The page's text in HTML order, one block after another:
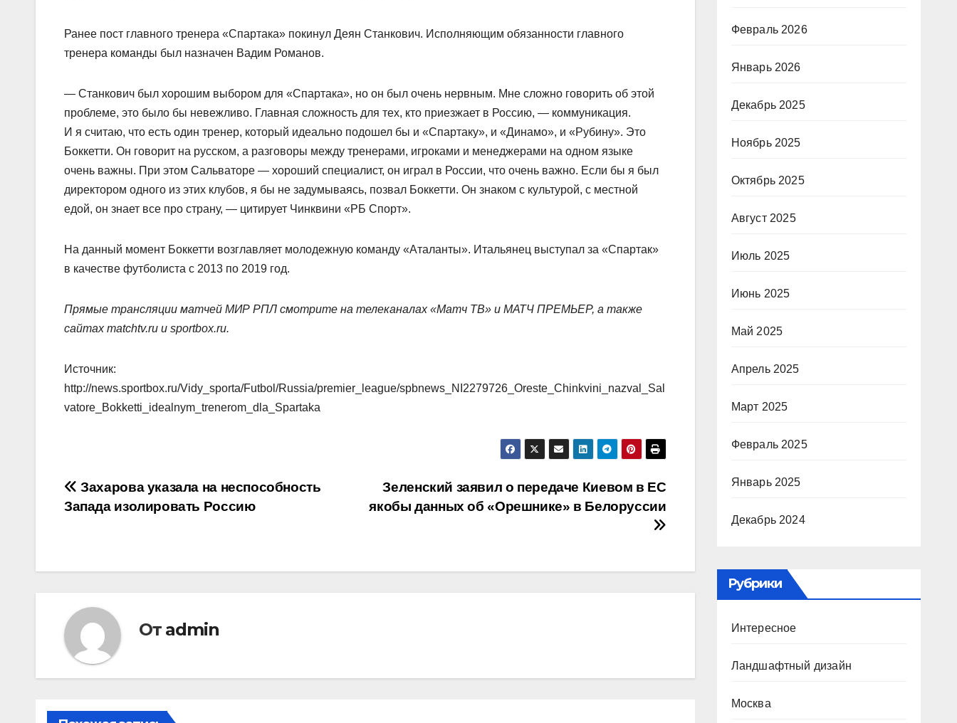
Ранее пост главного тренера «Спартака» покинул Деян Станкович. Исполняющим обязанности главного
тренера команды был назначен Вадим Романов.
— Станкович был хорошим выбором для «Спартака», но он был очень нервным. Мне сложно говорить об этой
проблеме, это было бы невежливо. Главная сложность для тех, кто приезжает в Россию, — коммуникация.
И я считаю, что есть один тренер, который идеально подошел бы и «Спартаку», и «Динамо», и «Рубину». Это
Боккетти. Он говорит на русском, а разговоры между тренерами, игроками и менеджерами на одном языке
очень важны. При этом Сальваторе — хороший специалист, он играл в России, что очень важно. Если бы я был
директором одного из этих клубов, я бы не задумываясь, позвал Боккетти. Он знаком с культурой, с местной
едой, он знает все про страну, — цитирует Чинквини «РБ Спорт».
На данный момент Боккетти возглавляет молодежную команду «Аталанты». Итальянец выступал за «Спартак»
в качестве футболиста с 2013 по 2019 год.
Прямые трансляции матчей МИР РПЛ смотрите на телеканалах «Матч ТВ» и МАТЧ ПРЕМЬЕР, а также
сайтах matchtv.ru и sportbox.ru.
Источник:
http://news.sportbox.ru/Vidy_sporta/Futbol/Russia/premier_league/spbnews_NI2279726_Oreste_Chinkvini_nazval_Sal
vatore_Bokketti_idealnym_trenerom_dla_Spartaka
Навигация
Зеленский заявил о передаче Киевом в ЕС
якобы данных об «Орешнике» в Белоруссии
Захарова указала на неспособность
Запада изолировать Россию
От admin
Февраль 2026
Январь 2026
Декабрь 2025
Ноябрь 2025
Октябрь 2025
Август 2025
Июль 2025
Июнь 2025
Май 2025
Апрель 2025
Март 2025
Февраль 2025
Январь 2025
Декабрь 2024
Рубрики
Интересное
Ландшафтный дизайн
Москва